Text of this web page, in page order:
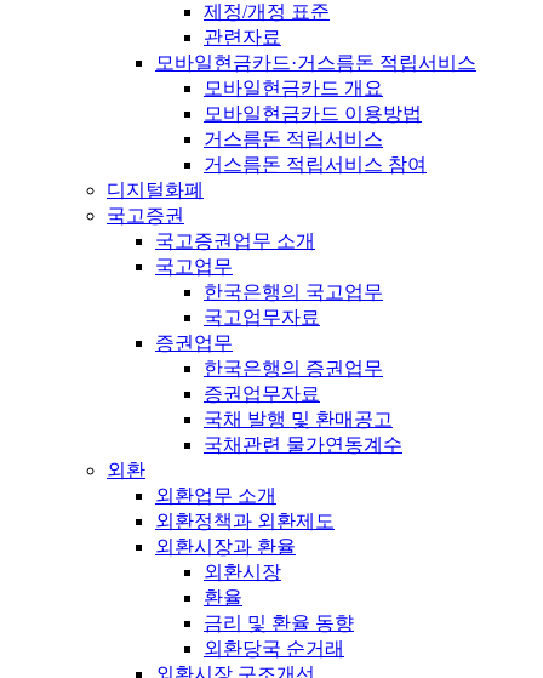
제정/개정 표준
관련자료
모바일현금카드·거스름돈 적립서비스
모바일현금카드 개요
모바일현금카드 이용방법
거스름돈 적립서비스
거스름돈 적립서비스 참여
디지털화폐
국고증권
국고증권업무 소개
국고업무
한국은행의 국고업무
국고업무자료
증권업무
한국은행의 증권업무
증권업무자료
국채 발행 및 환매공고
국채관련 물가연동계수
외환
외환업무 소개
외환정책과 외환제도
외환시장과 환율
외환시장
환율
금리 및 환율 동향
외환당국 순거래